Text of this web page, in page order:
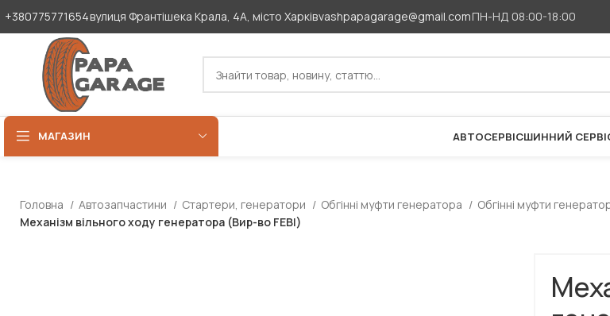
+380775771654вулиця Франтішека Крала, 4А, місто Харківvashpapagarage@gmail.comПН-НД 08:00-18:00
МАГАЗИН АВТОСЕРВІСШИННИЙ
Головна Автозапчастини Стартери, генератори Обгінні муфти генератора
Обгінні муфти
Механізм вільного ходу генератора (Вир-во FEBI)